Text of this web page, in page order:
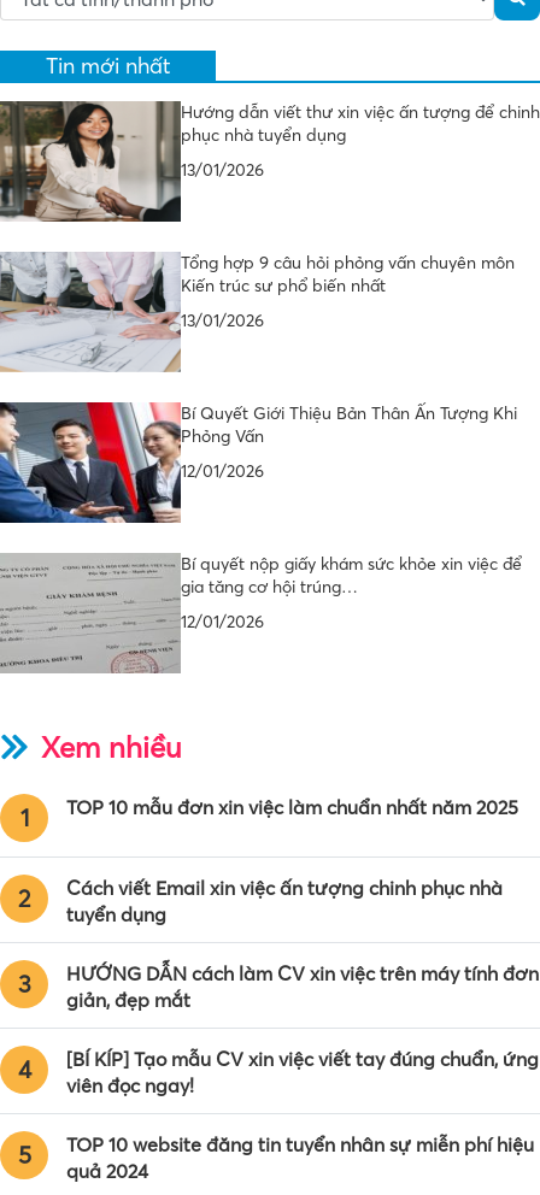
Tin mới nhất
Hướng dẫn viết thư xin việc ấn tượng để chinh
phục nhà tuyển dụng
13/01/2026
Tổng hợp 9 câu hỏi phỏng vấn chuyên môn
Kiến trúc sư phổ biến nhất
13/01/2026
Bí Quyết Giới Thiệu Bản Thân Ấn Tượng Khi
Phỏng Vấn
12/01/2026
Bí quyết nộp giấy khám sức khỏe xin việc để
gia tăng cơ hội trúng…
12/01/2026
Xem nhiều
1 TOP 10 mẫu đơn xin việc làm chuẩn nhất năm 2025
2
Cách viết Email xin việc ấn tượng chinh phục nhà
tuyển dụng
3
HƯỚNG DẪN cách làm CV xin việc trên máy tính đơn
giản, đẹp mắt
4
[BÍ KÍP] Tạo mẫu CV xin việc viết tay đúng chuẩn, ứng
viên đọc ngay!
5
TOP 10 website đăng tin tuyển nhân sự miễn phí hiệu
quả 2024